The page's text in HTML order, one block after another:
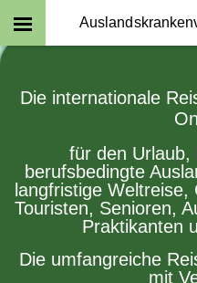
Die internationale
für den Urlaub,
berufsbedingte
langfristige
Touristen, Senioren,
Praktikanten
Die umfangreiche
mit